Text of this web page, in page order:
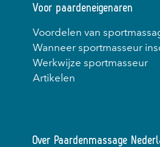
Voor paardeneigenaren
Voordelen van
Wanneer sportmasseur
Werkwijze sportmasseur
Artikelen
Over Paardenmassage